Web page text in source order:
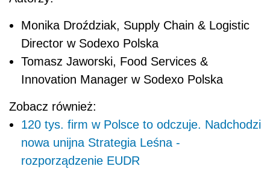
Monika Droździak, Supply Chain & Logistic
Director w Sodexo Polska
Tomasz Jaworski, Food Services &
Innovation Manager w Sodexo Polska
Zobacz również:
120 tys. firm w Polsce to odczuje. Nadchodzi
nowa unijna Strategia Leśna -
rozporządzenie EUDR